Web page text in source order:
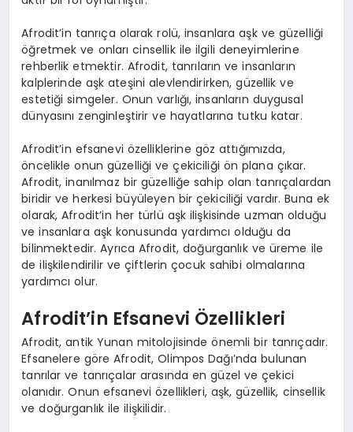
Afrodit’in tanrıça olarak rolü, insanlara aşk ve güzelliği
öğretmek ve onları cinsellik ile ilgili deneyimlerine
rehberlik etmektir. Afrodit, tanrıların ve insanların
kalplerinde aşk ateşini alevlendirirken, güzellik ve
estetiği simgeler. Onun varlığı, insanların duygusal
dünyasını zenginleştirir ve hayatlarına tutku katar.
Afrodit’in efsanevi özelliklerine göz attığımızda,
öncelikle onun güzelliği ve çekiciliği ön plana çıkar.
Afrodit, inanılmaz bir güzelliğe sahip olan tanrıçalardan
biridir ve herkesi büyüleyen bir çekiciliği vardır. Buna ek
olarak, Afrodit’in her türlü aşk ilişkisinde uzman olduğu
ve insanlara aşk konusunda yardımcı olduğu da
bilinmektedir. Ayrıca Afrodit, doğurganlık ve üreme ile
de ilişkilendirilir ve çiftlerin çocuk sahibi olmalarına
yardımcı olur.
Afrodit’in Efsanevi Özellikleri
Afrodit, antik Yunan mitolojisinde önemli bir tanrıçadır.
Efsanelere göre Afrodit, Olimpos Dağı’nda bulunan
tanrılar ve tanrıçalar arasında en güzel ve çekici
olanıdır. Onun efsanevi özellikleri, aşk, güzellik, cinsellik
ve doğurganlık ile ilişkilidir.